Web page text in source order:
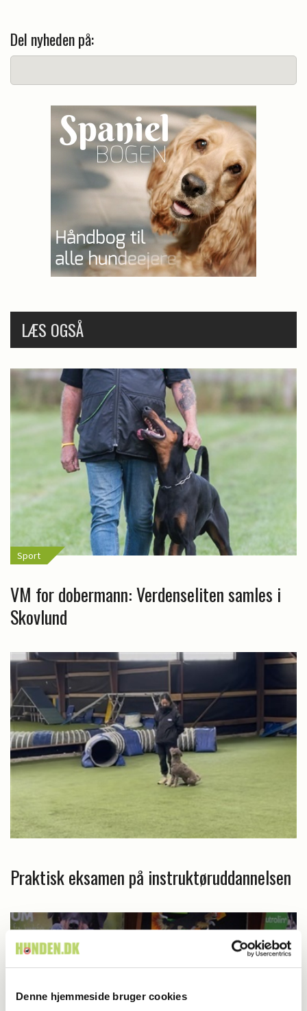
Denne hjemmeside bruger cookies
Del nyheden på:
LÆS OGSÅ
Sport
VM for dobermann: Verdenseliten samles i
Skovlund
Praktisk eksamen på instruktøruddannelsen